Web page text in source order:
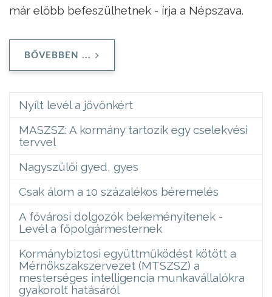
már előbb befeszülhetnek - írja a Népszava.
BŐVEBBEN ...
Nyílt levél a jövőnkért
MASZSZ: A kormány tartozik egy cselekvési
tervvel
Nagyszülői gyed, gyes
Csak álom a 10 százalékos béremelés
A fővárosi dolgozók bekeményítenek -
Levél a főpolgármesternek
Kormánybiztosi együttműködést kötött a
Mérnökszakszervezet (MTSZSZ) a
mesterséges intelligencia munkavállalókra
gyakorolt hatásáról